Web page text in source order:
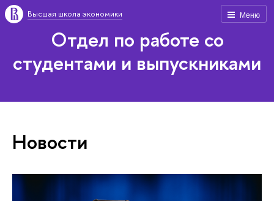
Меню
Высшая школа экономики
Отдел по работе со
студентами и выпускниками
Новости